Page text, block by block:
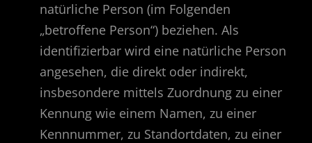
natürliche Person (im Folgenden
„betroffene Person“) beziehen. Als
identifizierbar wird eine natürliche Person
angesehen, die direkt oder indirekt,
insbesondere mittels Zuordnung zu einer
Kennung wie einem Namen, zu einer
Kennnummer, zu Standortdaten, zu einer